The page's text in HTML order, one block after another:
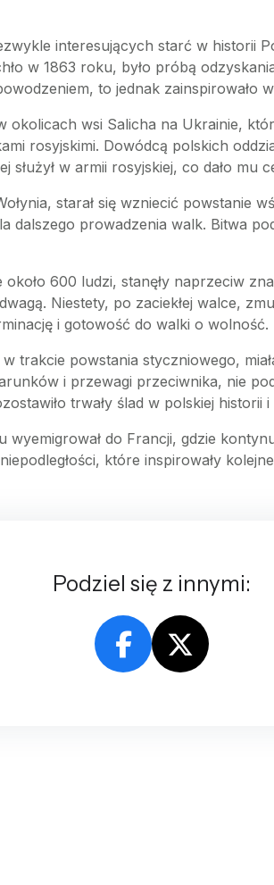
interesujących starć w historii
w 1863 roku, było próbą
to jednak zainspirowało
okolicach wsi Salicha na Ukrainie,
rosyjskimi. Dowódcą polskich
w armii rosyjskiej, co dało mu
starał się wzniecić powstanie
prowadzenia walk. Bitwa
600 ludzi, stanęły naprzeciw
Niestety, po zaciekłej walce,
i gotowość do walki o wolność.
trakcie powstania styczniowego,
i przewagi przeciwnika, nie
trwały ślad w polskiej historii
do Francji, gdzie
które inspirowały
Podziel się z innymi: